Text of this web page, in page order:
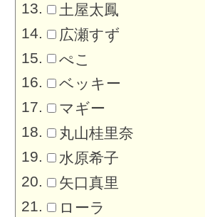
土屋太鳳
広瀬すず
ぺこ
ベッキー
マギー
丸山桂里奈
水原希子
矢口真里
ローラ